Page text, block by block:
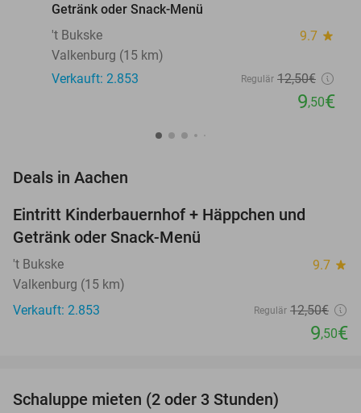
Getränk oder Snack-Menü
't Bukske
9.7 star
Valkenburg (15 km)
Verkauft: 2.853
Regulär 12,50€
9,50€
Deals in Aachen
Eintritt Kinderbauernhof + Häppchen und
Getränk oder Snack-Menü
't Bukske 9.7 star
Valkenburg (15 km)
Verkauft: 2.853
Regulär 12,50€
9,50€
Schaluppe mieten (2 oder 3 Stunden)